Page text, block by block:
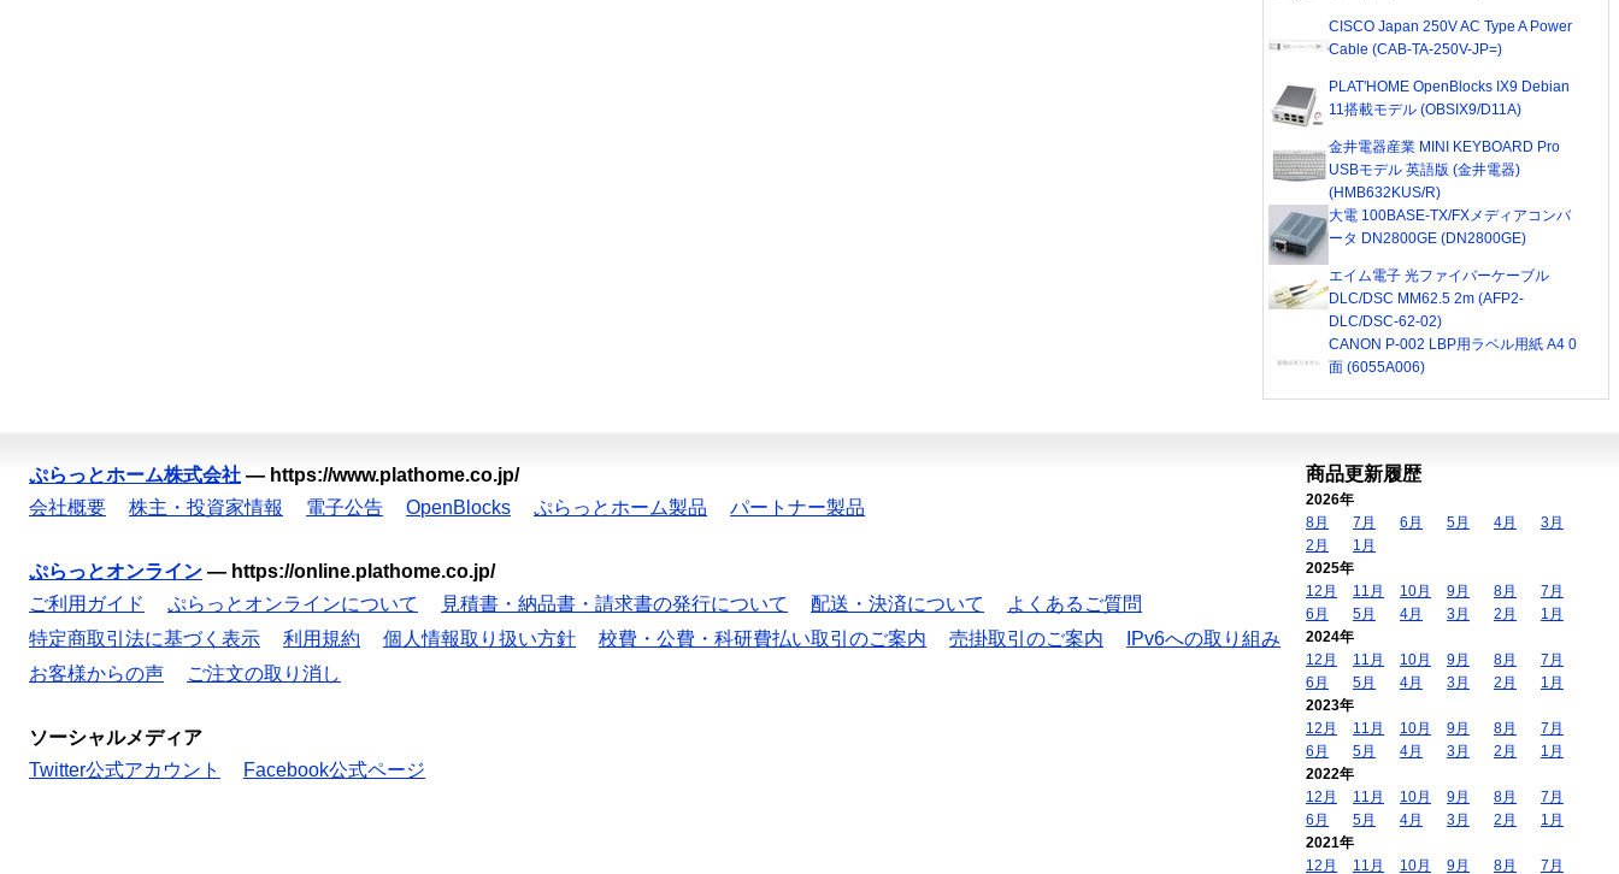
CISCO Japan 250V AC Type A Power
Cable (CAB-TA-250V-JP=)
PLAT'HOME OpenBlocks IX9 Debian
11搭載モデル (OBSIX9/D11A)
金井電器産業 MINI KEYBOARD Pro
USBモデル 英語版 (金井電器)
(HMB632KUS/R)
大電 100BASE-TX/FXメディアコンバ
ータ DN2800GE (DN2800GE)
エイム電子 光ファイバーケーブル
DLC/DSC MM62.5 2m (AFP2-
DLC/DSC-62-02)
CANON P-002 LBP用ラベル用紙 A4 0
面 (6055A006)
ぷらっとホーム株式会社 — https://www.plathome.co.jp/
会社概要
株主・投資家情報 電子公告 OpenBlocks ぷらっとホーム製品 パートナー製品
ぷらっとオンライン — https://online.plathome.co.jp/
ご利用ガイド
ぷらっとオンラインについて 見積書・納品書・請求書の発行について 配送・決済について
よくあるご質問
特定商取引法に基づく表示
利用規約 個人情報取り扱い方針 校費・公費・科研費払い取引のご案内 売掛取引のご案内
IPv6への取り組み
お客様からの声
ご注文の取り消し
ソーシャルメディア
Twitter公式アカウント
Facebook公式ページ
商品更新履歴
2026年
8月
7月 6月 5月 4月
3月
2月
1月
2025年
12月
11月 10月 9月 8月
7月
6月
5月 4月 3月 2月
1月
2024年
12月
11月 10月 9月 8月
7月
6月
5月 4月 3月 2月
1月
2023年
12月
11月 10月 9月 8月
7月
6月
5月 4月 3月 2月
1月
2022年
12月
11月 10月 9月 8月
7月
6月
5月 4月 3月 2月
1月
2021年
12月
11月 10月 9月 8月
7月